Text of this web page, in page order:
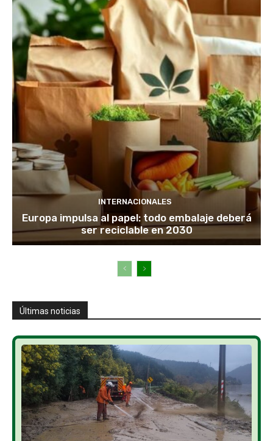
INTERNACIONALES
Europa impulsa al papel: todo embalaje deberá
ser reciclable en 2030
Últimas noticias